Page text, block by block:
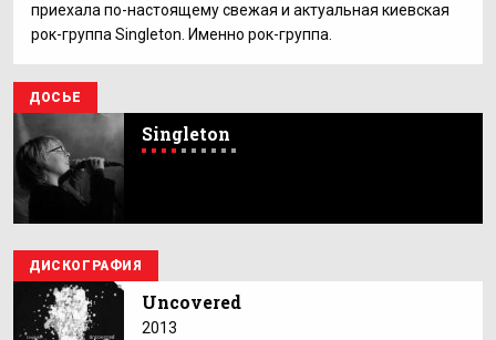
приехала по-настоящему свежая и актуальная киевская
рок-группа Singleton. Именно рок-группа.
ДОСЬЕ
Singleton
ДИСКОГРАФИЯ
Uncovered
2013